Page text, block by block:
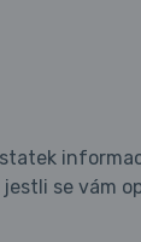
se vám